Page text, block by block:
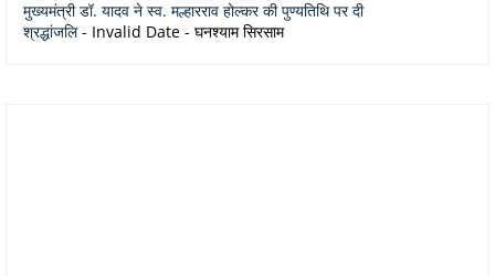
मुख्यमंत्री डॉ. यादव ने स्व. मल्हारराव होल्कर की पुण्यतिथि पर दी
श्रद्धांजलि- Invalid Date - घनश्याम सिरसाम